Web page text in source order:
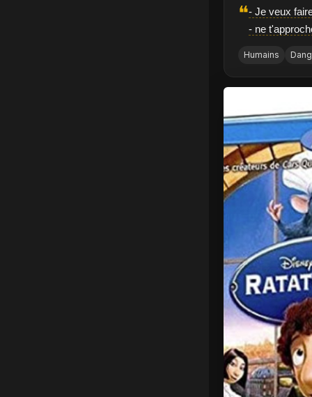
❝- Je veux
- ne
Humains